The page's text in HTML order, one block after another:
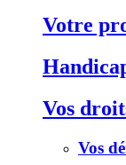
Votre
Vos
Vos